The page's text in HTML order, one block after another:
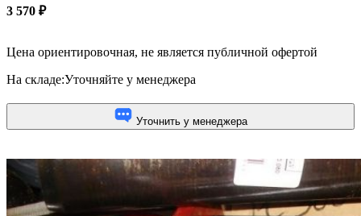
3 570 ₽
Цена ориентировочная, не является публичной офертой
На складе:Уточняйте у менеджера
Уточнить у менеджера